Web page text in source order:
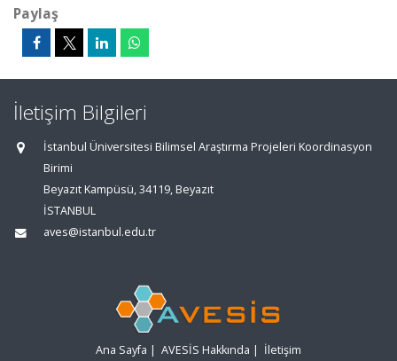
Paylaş
İletişim Bilgileri
İstanbul Üniversitesi Bilimsel Araştırma Projeleri Koordinasyon
Birimi
Beyazıt Kampüsü, 34119, Beyazıt
İSTANBUL
aves@istanbul.edu.tr
Ana Sayfa | AVESİS Hakkında | İletişim